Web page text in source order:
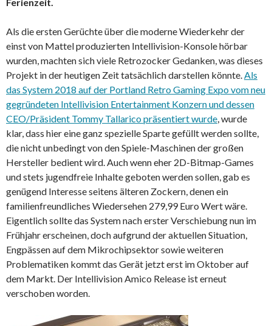
Ferienzeit.
Als die ersten Gerüchte über die moderne Wiederkehr der
einst von Mattel produzierten Intellivision-Konsole hörbar
wurden, machten sich viele Retrozocker Gedanken, was dieses
Projekt in der heutigen Zeit tatsächlich darstellen könnte.Als
das System 2018 auf der Portland Retro Gaming Expo vom neu
gegründeten Intellivision Entertainment Konzern und dessen
CEO/Präsident Tommy Tallarico präsentiert wurde, wurde
klar, dass hier eine ganz spezielle Sparte gefüllt werden sollte,
die nicht unbedingt von den Spiele-Maschinen der großen
Hersteller bedient wird. Auch wenn eher 2D-Bitmap-Games
und stets jugendfreie Inhalte geboten werden sollen, gab es
genügend Interesse seitens älteren Zockern, denen ein
familienfreundliches Wiedersehen 279,99 Euro Wert wäre.
Eigentlich sollte das System nach erster Verschiebung nun im
Frühjahr erscheinen, doch aufgrund der aktuellen Situation,
Engpässen auf dem Mikrochipsektor sowie weiteren
Problematiken kommt das Gerät jetzt erst im Oktober auf
dem Markt. Der Intellivision Amico Release ist erneut
verschoben worden.